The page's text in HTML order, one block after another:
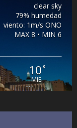
clear sky
79% humedad
viento: 1m/s ONO
MAX 8 • MIN 6
10°
MIE